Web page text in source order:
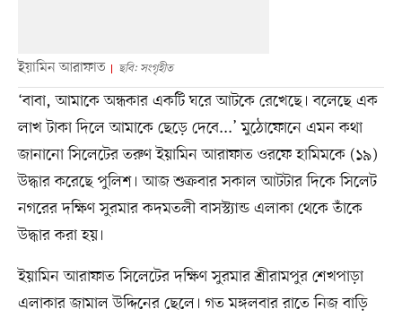
ইয়ামিন আরাফাত ছবি: সংগৃহীত
‘বাবা, আমাকে অন্ধকার একটি ঘরে আটকে রেখেছে। বলেছে এক
লাখ টাকা দিলে আমাকে ছেড়ে দেবে...’ মুঠোফোনে এমন কথা
জানানো সিলেটের তরুণ ইয়ামিন আরাফাত ওরফে হামিমকে (১৯)
উদ্ধার করেছে পুলিশ। আজ শুক্রবার সকাল আটটার দিকে সিলেট
নগরের দক্ষিণ সুরমার কদমতলী বাসস্ট্যান্ড এলাকা থেকে তাঁকে
উদ্ধার করা হয়।
ইয়ামিন আরাফাত সিলেটের দক্ষিণ সুরমার শ্রীরামপুর শেখপাড়া
এলাকার জামাল উদ্দিনের ছেলে। গত মঙ্গলবার রাতে নিজ বাড়ি